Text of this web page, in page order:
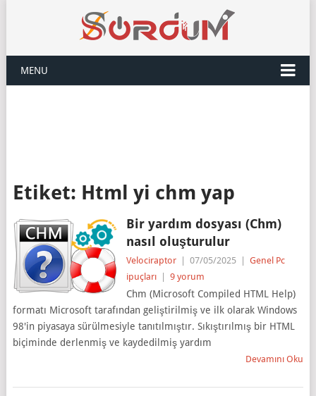
MENU
Etiket: Html yi chm yap
Bir yardım dosyası (Chm)
nasıl oluşturulur
Velociraptor 07/05/2025
Genel Pc
ipuçları
9 yorum
Chm (Microsoft Compiled HTML Help)
formatı Microsoft tarafından geliştirilmiş ve ilk olarak Windows
98'in piyasaya sürülmesiyle tanıtılmıştır. Sıkıştırılmış bir HTML
biçiminde derlenmiş ve kaydedilmiş yardım
Devamını Oku